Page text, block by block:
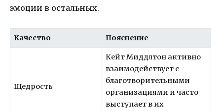
эмоции в остальных.
Качество Пояснение
Щедрость
Кейт Миддлтон активно
взаимодействует с
благотворительными
организациями и часто
выступает в их